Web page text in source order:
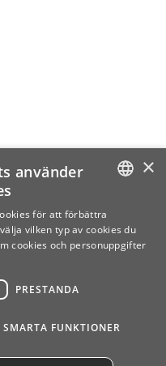
SWEDISH
×
använder
för att förbättra
vilken typ av cookies du
cookies och personuppgifter
PRESTANDA
SMARTA FUNKTIONER